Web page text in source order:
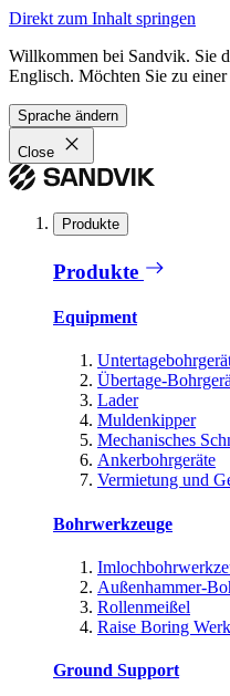
Direkt zum Inhalt springen
Willkommen bei Sandvik. Sie
Englisch. Möchten Sie zu
Sprache ändern
Close
Produkte
Produkte
Equipment
Übertage-
Lader
Muldenkipper
Mechanisches
Ankerbohrgeräte
Vermietung und
Bohrwerkzeuge
Außenhammer-
Rollenmeißel
Raise Boring
Ground Support